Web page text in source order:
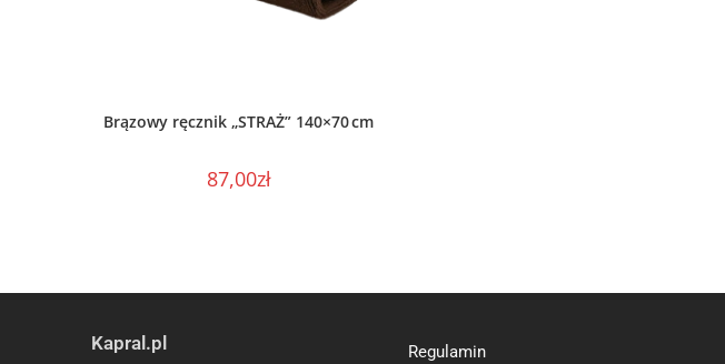
DODAJ DO KOSZYKA
Brązowy ręcznik „STRAŻ” 140×70 cm
87,00zł
Kapral.pl
Regulamin